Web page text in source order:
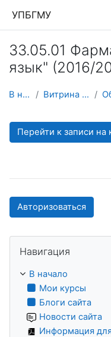
УПБГМУ
33.05.01
язык" (2016/
В начало Витрина курсов 3KL
Перейти к записи на
Авторизоваться
Навигация
В начало
Мои курсы
Блоги сайта
Новости сайта
Информация